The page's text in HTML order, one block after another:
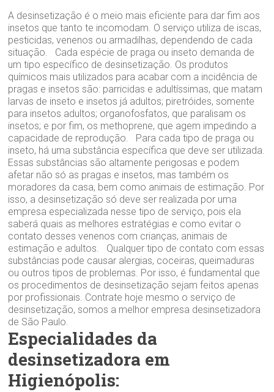
A desinsetização é o meio mais eficiente para dar fim aos
insetos que tanto te incomodam. O serviço utiliza de iscas,
pesticidas, venenos ou armadilhas, dependendo de cada
situação. Cada espécie de praga ou inseto demanda de
um tipo específico de desinsetização. Os produtos
químicos mais utilizados para acabar com a incidência de
pragas e insetos são: parricidas e adultíssimas, que matam
larvas de inseto e insetos já adultos; piretróides, somente
para insetos adultos; organofosfatos, que paralisam os
insetos; e por fim, os methoprene, que agem impedindo a
capacidade de reprodução. Para cada tipo de praga ou
inseto, há uma substância específica que deve ser utilizada.
Essas substâncias são altamente perigosas e podem
afetar não só as pragas e insetos, mas também os
moradores da casa, bem como animais de estimação. Por
isso, a desinsetização só deve ser realizada por uma
empresa especializada nesse tipo de serviço, pois ela
saberá quais as melhores estratégias e como evitar o
contato desses venenos com crianças, animais de
estimação e adultos. Qualquer tipo de contato com essas
substâncias pode causar alergias, coceiras, queimaduras
ou outros tipos de problemas. Por isso, é fundamental que
os procedimentos de desinsetização sejam feitos apenas
por profissionais. Contrate hoje mesmo o serviço de
desinsetização, somos a melhor empresa desinsetizadora
de São Paulo.
Especialidades da
desinsetizadora em
Higienópolis: